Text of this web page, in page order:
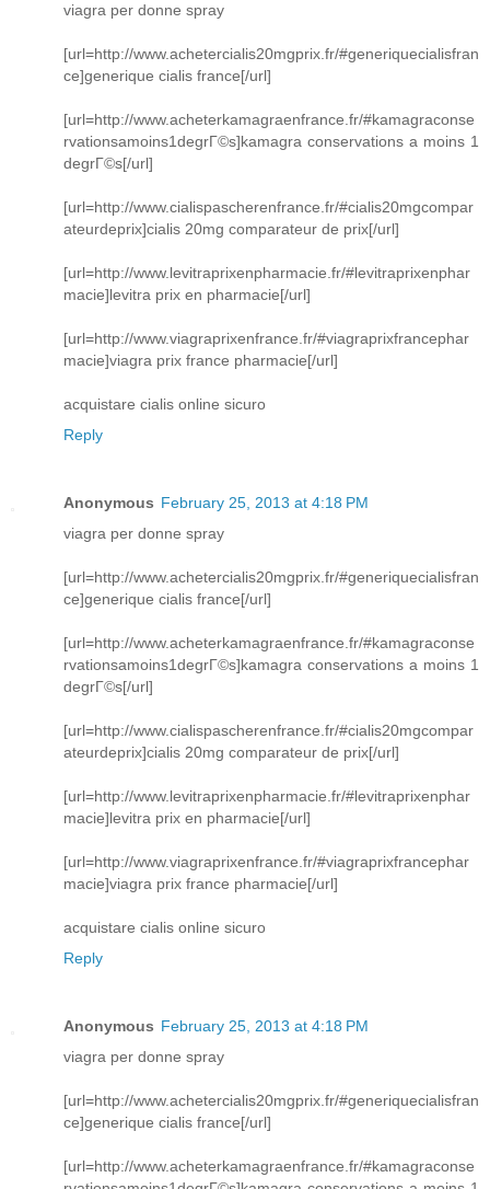
viagra per donne spray
[url=http://www.achetercialis20mgprix.fr/#generiquecialisfran
ce]generique cialis france[/url]
[url=http://www.acheterkamagraenfrance.fr/#kamagraconse
rvationsamoins1degrГ©s]kamagra conservations a moins 1
degrГ©s[/url]
[url=http://www.cialispascherenfrance.fr/#cialis20mgcompar
ateurdeprix]cialis 20mg comparateur de prix[/url]
[url=http://www.levitraprixenpharmacie.fr/#levitraprixenphar
macie]levitra prix en pharmacie[/url]
[url=http://www.viagraprixenfrance.fr/#viagraprixfrancephar
macie]viagra prix france pharmacie[/url]
acquistare cialis online sicuro
Reply
Anonymous February 25, 2013 at 4:18 PM
viagra per donne spray
[url=http://www.achetercialis20mgprix.fr/#generiquecialisfran
ce]generique cialis france[/url]
[url=http://www.acheterkamagraenfrance.fr/#kamagraconse
rvationsamoins1degrГ©s]kamagra conservations a moins 1
degrГ©s[/url]
[url=http://www.cialispascherenfrance.fr/#cialis20mgcompar
ateurdeprix]cialis 20mg comparateur de prix[/url]
[url=http://www.levitraprixenpharmacie.fr/#levitraprixenphar
macie]levitra prix en pharmacie[/url]
[url=http://www.viagraprixenfrance.fr/#viagraprixfrancephar
macie]viagra prix france pharmacie[/url]
acquistare cialis online sicuro
Reply
Anonymous February 25, 2013 at 4:18 PM
viagra per donne spray
[url=http://www.achetercialis20mgprix.fr/#generiquecialisfran
ce]generique cialis france[/url]
[url=http://www.acheterkamagraenfrance.fr/#kamagraconse